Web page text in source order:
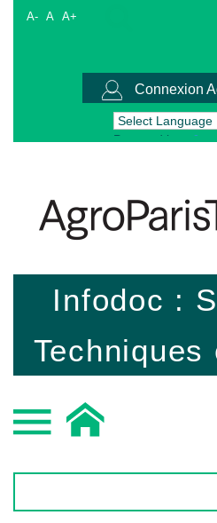
A- A A+
Connexion
Powered by
Infodoc :
Techniques